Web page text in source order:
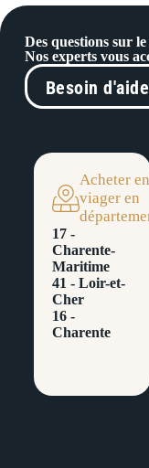
Des questions sur
Nos experts vous
Besoin
Acheter en
viager en
17 -
Charente-
Maritime
41 - Loir-et-
Cher
16 -
Charente